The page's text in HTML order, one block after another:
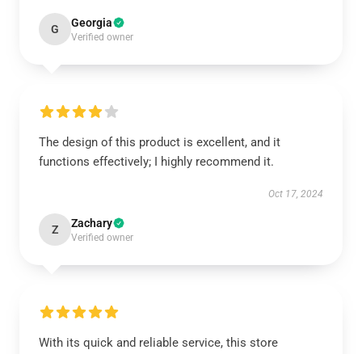
G Georgia
Verified owner
The design of this product is excellent, and it
functions effectively; I highly recommend it.
Oct 17, 2024
Z Zachary
Verified owner
With its quick and reliable service, this store